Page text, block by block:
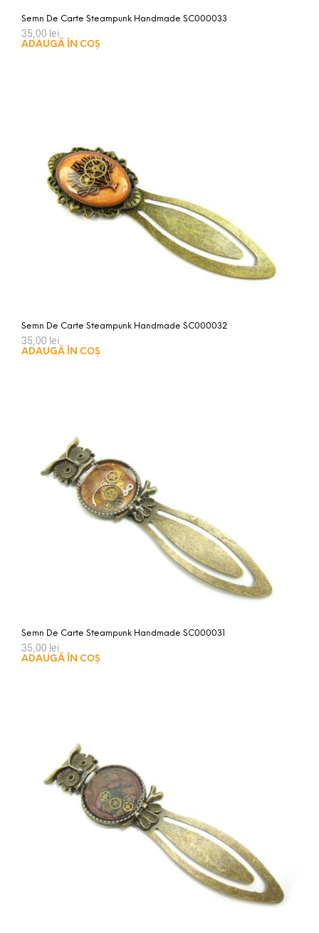
Semn De Carte Steampunk Handmade SC000033
35,00 lei
ADAUGĂ ÎN COȘ
Semn De Carte Steampunk Handmade SC000032
35,00 lei
ADAUGĂ ÎN COȘ
Semn De Carte Steampunk Handmade SC000031
35,00 lei
ADAUGĂ ÎN COȘ